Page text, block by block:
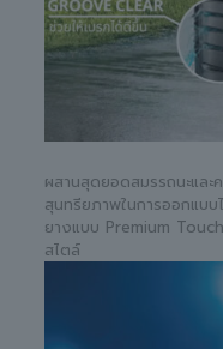
ผสานสุดยอดสมรรถนะและ
สุนทรียภาพในการออกแบ
ยางแบบ Premium
สไตล์